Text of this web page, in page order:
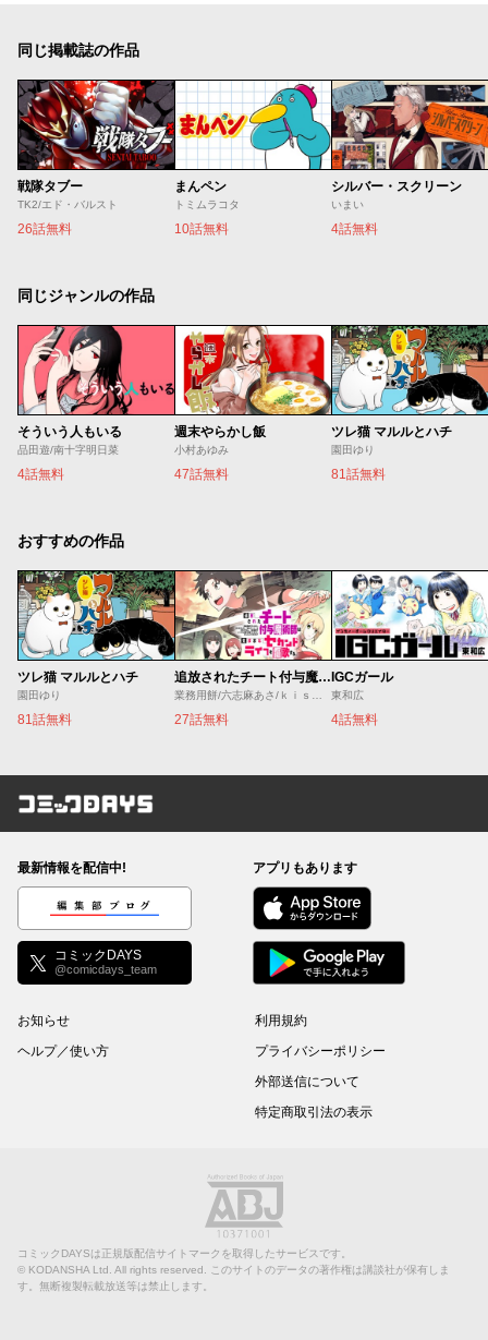
同じ掲載誌の作品
戦隊タブー
TK2/エド・バルスト
26話無料
まんペン
トミムラコタ
10話無料
シルバー・スクリーン
いまい
4話無料
同じジャンルの作品
そういう人もいる
品田遊/南十字明日菜
4話無料
週末やらかし飯
小村あゆみ
47話無料
ツレ猫 マルルとハチ
園田ゆり
81話無料
おすすめの作品
ツレ猫 マルルとハチ
園田ゆり
81話無料
追放されたチート付与魔術師は気ままなセカンドライフを謳歌する。 ～俺は武器だけじゃなく、あらゆるものに『強化ポイント』を付与できるし、俺の意思でいつでも効果を解除できるけど、残った人たち大丈夫？～
27話無料
IGCガール
東和広
4話無料
コミックDAYS
最新情報を配信中!
編集部ブログ
コミックDAYS
@comicdays_team
アプリもあります
お知らせ
ヘルプ／使い方
利用規約
プライバシーポリシー
外部送信について
特定商取引法の表示
コミックDAYSは正規版配信サイトマークを取得したサービスです。
© KODANSHA Ltd. All rights reserved. このサイトのデータの著作権は講談社が保有しま
す。無断複製転載放送等は禁止します。